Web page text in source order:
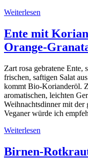
Weiterlesen
Ente mit
Orange-
Zart rosa gebratene Ente,
frischen, saftigen Salat
kommt Bio-Korianderöl.
aromatischen, leichten
Weihnachtsdinner mit der
Veganer würde ich
Weiterlesen
Birnen-